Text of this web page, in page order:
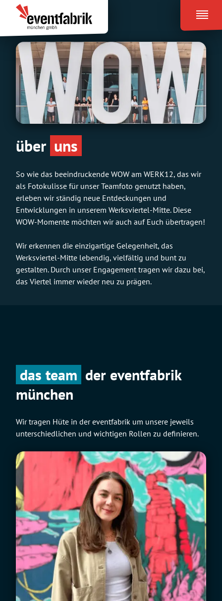
Inhalt
springen
Eventfabrik
München
über uns
So wie das beeindruckende WOW am WERK12, das wir
als Fotokulisse für unser Teamfoto genutzt haben,
erleben wir ständig neue Entdeckungen und
Entwicklungen in unserem Werksviertel-Mitte. Diese
WOW-Momente möchten wir auch auf Euch übertragen!
Wir erkennen die einzigartige Gelegenheit, das
Werksviertel-Mitte lebendig, vielfältig und bunt zu
gestalten. Durch unser Engagement tragen wir dazu bei,
das Viertel immer wieder neu zu prägen.
das team der eventfabrik
münchen
Wir tragen Hüte in der eventfabrik um unsere jeweils
unterschiedlichen und wichtigen Rollen zu definieren.